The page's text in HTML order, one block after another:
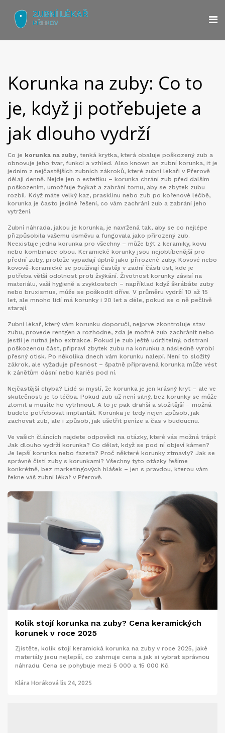
Korunka na zuby: Co to
je, když ji potřebujete a
jak dlouho vydrží
Co je korunka na zuby, tenká krytka, která obaluje poškozený zub a
obnovuje jeho tvar, funkci a vzhled. Also known as zubní korunka, it je
jedním z nejčastějších zubních zákroků, které zubní lékaři v Přerově
dělají denně. Nejde jen o estetiku – korunka chrání zub před dalším
poškozením, umožňuje žvýkat a zabrání tomu, aby se zbytek zubu
rozbil. Když máte velký kaz, prasklinu nebo zub po kořenové léčbě,
korunka je často jediné řešení, co vám zachrání zub a zabrání jeho
vytržení.
Zubní náhrada, jakou je korunka, je navržená tak, aby se co nejlépe
přizpůsobila vašemu úsměvu a fungovala jako přirozený zub.
Neexistuje jedna korunka pro všechny – může být z keramiky, kovu
nebo kombinace obou. Keramické korunky jsou nejoblíbenější pro
přední zuby, protože vypadají úplně jako přirozené zuby. Kovové nebo
kovově-keramické se používají častěji v zadní části úst, kde je
potřeba větší odolnost proti žvýkání. Životnost korunky závisí na
materiálu, vaší hygieně a zvyklostech – například když škrábáte zuby
nebo bruxismus, může se poškodit dříve. V průměru vydrží 10 až 15
let, ale mnoho lidí má korunky i 20 let a déle, pokud se o ně pečlivě
starají.
Zubní lékař, který vám korunku doporučí, nejprve zkontroluje stav
zubu, provede rentgen a rozhodne, zda je možné zub zachránit nebo
jestli je nutná jeho extrakce. Pokud je zub ještě udržitelný, odstraní
poškozenou část, připraví zbytek zubu na korunku a následně vyrobí
přesný otisk. Po několika dnech vám korunku nalepí. Není to složitý
zákrok, ale vyžaduje přesnost – špatně připravená korunka může vést
k zánětům dásní nebo kariés pod ní.
Nejčastější chyba? Lidé si myslí, že korunka je jen krásný kryt – ale ve
skutečnosti je to léčba. Pokud zub už není silný, bez korunky se může
zlomit a musíte ho vytrhnout. A to je pak drahší a složitější – možná
budete potřebovat implantát. Korunka je tedy nejen způsob, jak
zachovat zub, ale i způsob, jak ušetřit peníze a čas v budoucnu.
Ve vašich článcích najdete odpovědi na otázky, které vás možná trápí:
Jak dlouho vydrží korunka? Co dělat, když se pod ní objeví kámen?
Je lepší korunka nebo fazeta? Proč některé korunky ztmavly? Jak se
správně čistí zuby s korunkami? Všechny tyto otázky řešíme
konkrétně, bez marketingových hlášek – jen s pravdou, kterou vám
řekne váš zubní lékař v Přerově.
Kolik stojí korunka na zuby? Cena keramických
korunek v roce 2025
Zjistěte, kolik stojí keramická korunka na zuby v roce 2025, jaké
materiály jsou nejlepší, co zahrnuje cena a jak si vybrat správnou
náhradu. Cena se pohybuje mezi 5 000 a 15 000 Kč.
Klára Horáková lis 24, 2025